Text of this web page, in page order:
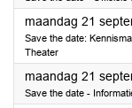
maandag 21
Save the date:
Theater
maandag 21
Save the date -